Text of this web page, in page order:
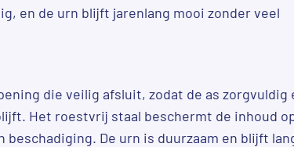
en de urn blijft jarenlang mooi zonder veel
die veilig afsluit, zodat de as zorgvuldig
Het roestvrij staal beschermt de inhoud
beschadiging. De urn is duurzaam en blijft